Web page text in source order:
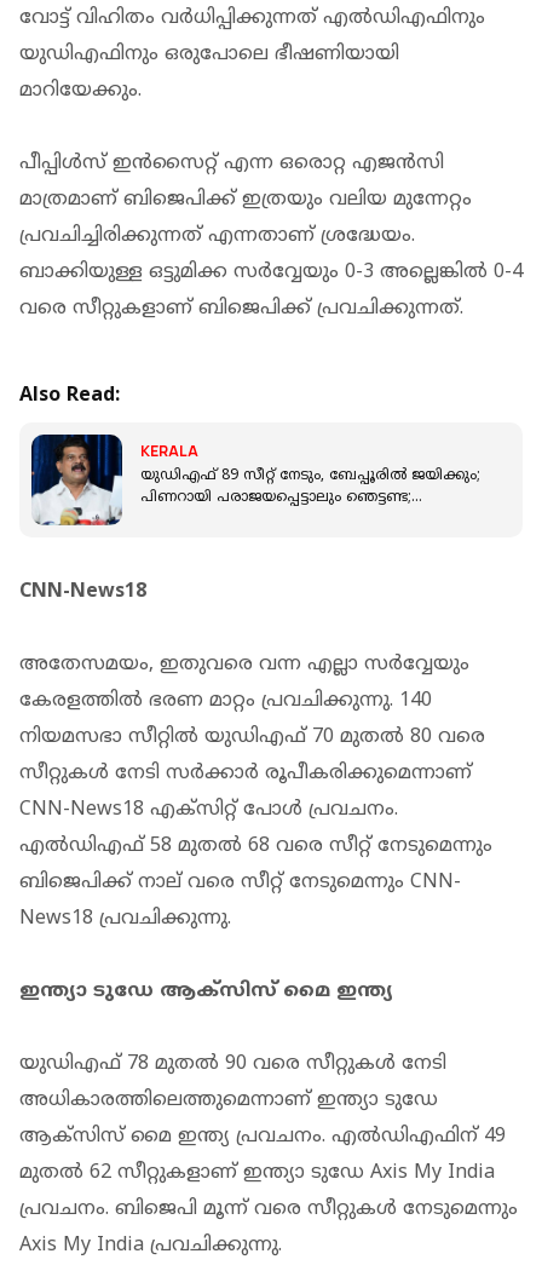
വോട്ട് വിഹിതം വർധിപ്പിക്കുന്നത് എൽഡിഎഫിനും
യുഡിഎഫിനും ഒരുപോലെ ഭീഷണിയായി
മാറിയേക്കും.
പീപ്പിൾസ് ഇൻസൈറ്റ് എന്ന ഒരൊറ്റ എജന്‍സി
മാത്രമാണ് ബിജെപിക്ക് ഇത്രയും വലിയ മുന്നേറ്റം
പ്രവചിച്ചിരിക്കുന്നത് എന്നതാണ് ശ്രദ്ധേയം.
ബാക്കിയുള്ള ഒട്ടുമിക്ക സർവ്വേയും 0-3 അല്ലെങ്കില്‍ 0-4
വരെ സീറ്റുകളാണ് ബിജെപിക്ക് പ്രവചിക്കുന്നത്.
Also Read:
KERALA
യുഡിഎഫ് 89 സീറ്റ് നേടും, ബേപ്പൂരില്‍ ജയിക്കും;
പിണറായി പരാജയപ്പെട്ടാലും ഞെട്ടണ്ട;
CNN-News18
അതേസമയം, ഇതുവരെ വന്ന എല്ലാ സർവ്വേയും
കേരളത്തില്‍ ഭരണ മാറ്റം പ്രവചിക്കുന്നു. 140
നിയമസഭാ സീറ്റില്‍ യുഡിഎഫ് 70 മുതല്‍ 80 വരെ
സീറ്റുകള്‍ നേടി സര്‍ക്കാര്‍ രൂപീകരിക്കുമെന്നാണ്
CNN-News18 എക്‌സിറ്റ് പോള്‍ പ്രവചനം.
എല്‍ഡിഎഫ് 58 മുതല്‍ 68 വരെ സീറ്റ് നേടുമെന്നും
ബിജെപിക്ക് നാല് വരെ സീറ്റ് നേടുമെന്നും CNN-
News18 പ്രവചിക്കുന്നു.
ഇന്ത്യാ ടുഡേ ആക്‌സിസ് മൈ ഇന്ത്യ
യുഡിഎഫ് 78 മുതല്‍ 90 വരെ സീറ്റുകള്‍ നേടി
അധികാരത്തിലെത്തുമെന്നാണ് ഇന്ത്യാ ടുഡേ
ആക്‌സിസ് മൈ ഇന്ത്യ പ്രവചനം. എല്‍ഡിഎഫിന് 49
മുതല്‍ 62 സീറ്റുകളാണ് ഇന്ത്യാ ടുഡേ Axis My India
പ്രവചനം. ബിജെപി മൂന്ന് വരെ സീറ്റുകള്‍ നേടുമെന്നും
Axis My India പ്രവചിക്കുന്നു.